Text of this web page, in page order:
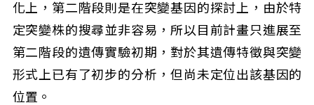
化上，第二階段則是在突變基因的探討上，由於特
定突變株的搜尋並非容易，所以目前計畫只進展至
第二階段的遺傳實驗初期，對於其遺傳特徵與突變
形式上已有了初步的分析，但尚未定位出該基因的
位置。